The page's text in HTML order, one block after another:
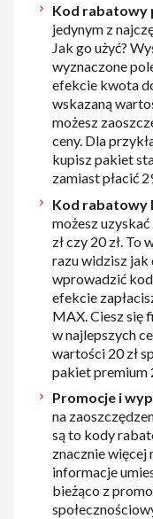
Kod rabatowy
jedynym z
Jak go użyć?
wyznaczone
efekcie kwota
wskazaną
możesz
ceny. Dla
kupisz pakiet
zamiast płacić
Kod rabatowy
możesz
zł czy 20 zł.
razu widzisz jak
wprowadzić
efekcie
MAX. Ciesz się
w najlepszych
wartości 20 zł
pakiet premium
Promocje i
na
są to kody
znacznie więcej
informacje
bieżąco z